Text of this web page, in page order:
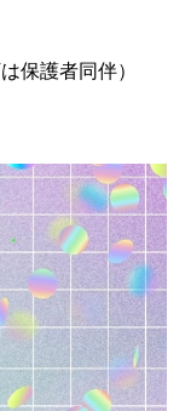
保護者同伴）